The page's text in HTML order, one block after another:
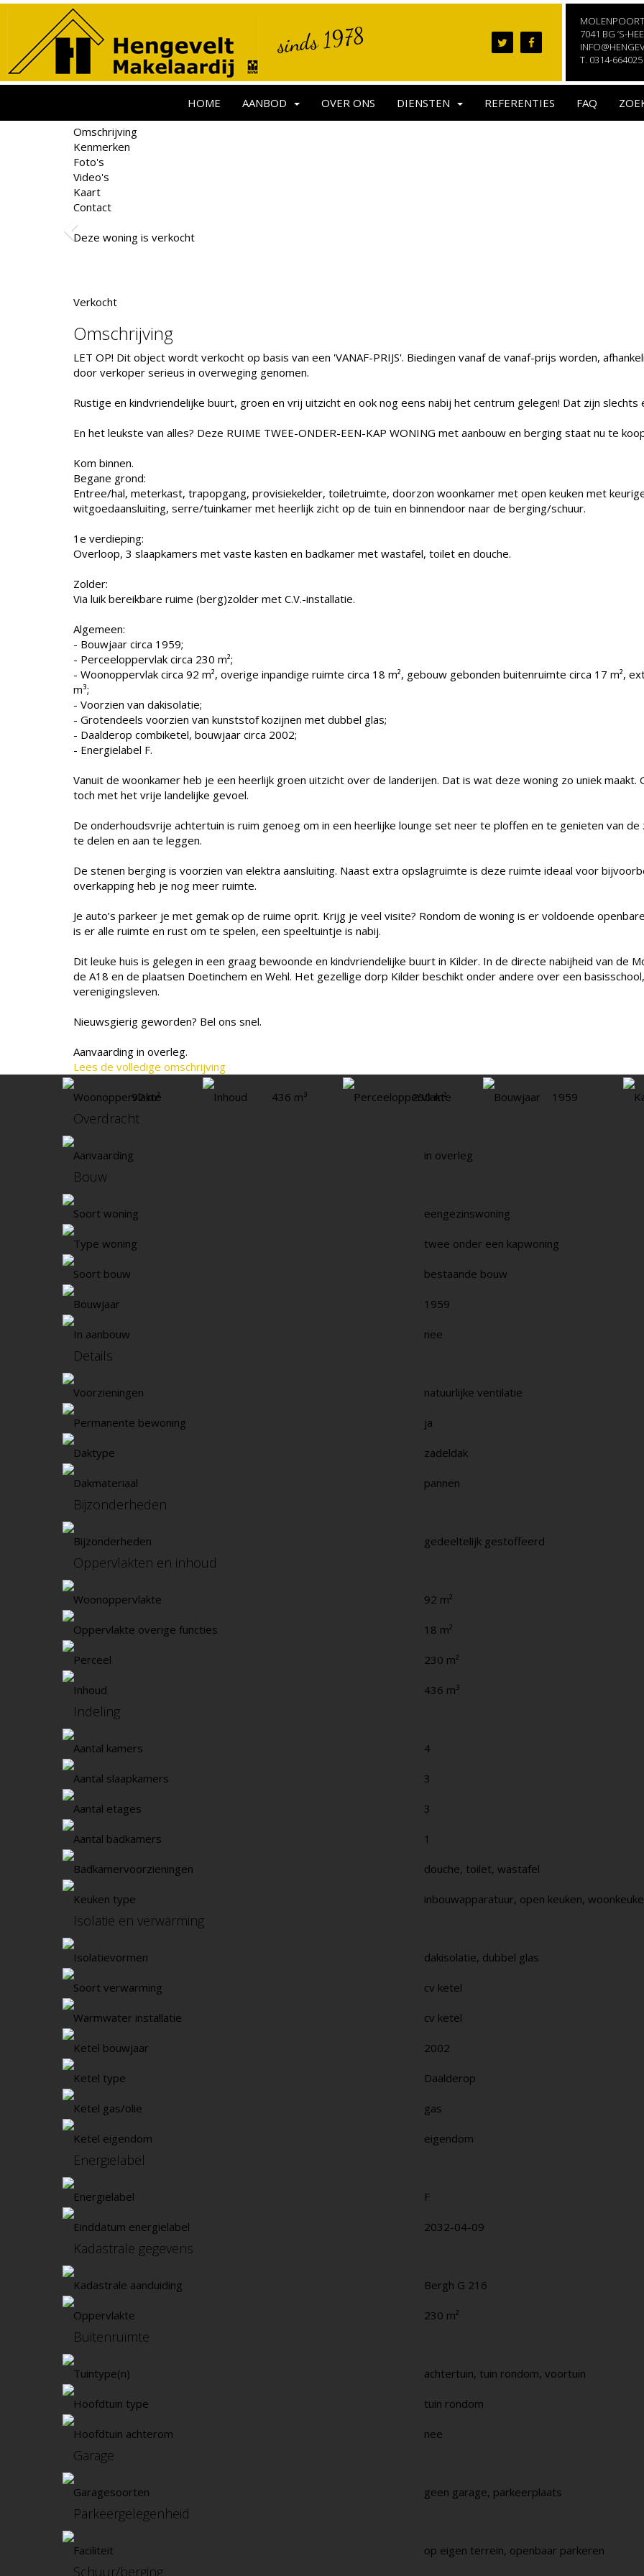
sinds 1978
7041 BG ‘S-
T. 0314-664025
HOME AANBOD OVER ONS DIENSTEN REFERENTIES FAQ
Omschrijving
Kenmerken
Foto's
Video's
Kaart
Contact
Deze woning is verkocht
Verkocht
Omschrijving
LET OP! Dit object wordt verkocht op basis van een 'VANAF-PRIJS'. Biedingen vanaf de vanaf-prijs worden,
door verkoper serieus in overweging genomen.
Rustige en kindvriendelijke buurt, groen en vrij uitzicht en ook nog eens nabij het centrum gelegen! Dat zijn slechts
En het leukste van alles? Deze RUIME TWEE-ONDER-EEN-KAP WONING met aanbouw en berging staat nu te
Kom binnen.
Begane grond:
Entree/hal, meterkast, trapopgang, provisiekelder, toiletruimte, doorzon woonkamer met open keuken met
witgoedaansluiting, serre/tuinkamer met heerlijk zicht op de tuin en binnendoor naar de berging/schuur.
1e verdieping:
Overloop, 3 slaapkamers met vaste kasten en badkamer met wastafel, toilet en douche.
Zolder:
Via luik bereikbare ruime (berg)zolder met C.V.-installatie.
Algemeen:
- Bouwjaar circa 1959;
- Perceeloppervlak circa 230 m²;
- Woonoppervlak circa 92 m², overige inpandige ruimte circa 18 m², gebouw gebonden buitenruimte circa 17 m²,
m³;
- Voorzien van dakisolatie;
- Grotendeels voorzien van kunststof kozijnen met dubbel glas;
- Daalderop combiketel, bouwjaar circa 2002;
- Energielabel F.
Vanuit de woonkamer heb je een heerlijk groen uitzicht over de landerijen. Dat is wat deze woning zo uniek
toch met het vrije landelijke gevoel.
De onderhoudsvrije achtertuin is ruim genoeg om in een heerlijke lounge set neer te ploffen en te genieten van de
te delen en aan te leggen.
De stenen berging is voorzien van elektra aansluiting. Naast extra opslagruimte is deze ruimte ideaal voor
overkapping heb je nog meer ruimte.
Je auto’s parkeer je met gemak op de ruime oprit. Krijg je veel visite? Rondom de woning is er voldoende
is er alle ruimte en rust om te spelen, een speeltuintje is nabij.
Dit leuke huis is gelegen in een graag bewoonde en kindvriendelijke buurt in Kilder. In de directe nabijheid van de
de A18 en de plaatsen Doetinchem en Wehl. Het gezellige dorp Kilder beschikt onder andere over een
verenigingsleven.
Nieuwsgierig geworden? Bel ons snel.
Aanvaarding in overleg.
Lees de volledige omschrijving
Woonoppervlakte
92 m² Inhoud 436 m³ Perceeloppervlakte
230 m² Bouwjaar 1959
Overdracht
Aanvaarding in overleg
Bouw
Soort woning eengezinswoning
Type woning twee onder een kapwoning
Soort bouw bestaande bouw
Bouwjaar 1959
In aanbouw nee
Details
Voorzieningen natuurlijke ventilatie
Permanente bewoning ja
Daktype zadeldak
Dakmateriaal pannen
Bijzonderheden
Bijzonderheden gedeeltelijk gestoffeerd
Oppervlakten en inhoud
Woonoppervlakte 92 m²
Oppervlakte overige functies 18 m²
Perceel 230 m²
Inhoud 436 m³
Indeling
Aantal kamers 4
Aantal slaapkamers 3
Aantal etages 3
Aantal badkamers 1
Badkamervoorzieningen douche, toilet, wastafel
Keuken type inbouwapparatuur, open keuken,
Isolatie en verwarming
Isolatievormen dakisolatie, dubbel glas
Soort verwarming cv ketel
Warmwater installatie cv ketel
Ketel bouwjaar 2002
Ketel type Daalderop
Ketel gas/olie gas
Ketel eigendom eigendom
Energielabel
Energielabel F
Einddatum energielabel 2032-04-09
Kadastrale gegevens
Kadastrale aanduiding Bergh G 216
Oppervlakte 230 m²
Buitenruimte
Tuintype(n) achtertuin, tuin rondom, voortuin
Hoofdtuin type tuin rondom
Hoofdtuin achterom nee
Garage
Garagesoorten geen garage, parkeerplaats
Parkeergelegenheid
Faciliteit op eigen terrein, openbaar parkeren
Schuur/berging